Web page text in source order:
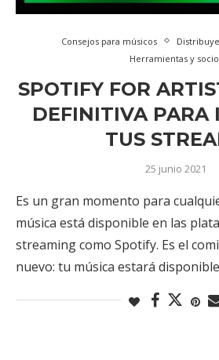
Consejos para músicos
Herramientas y
SPOTIFY FOR
DEFINITIVA PARA
TUS
25 junio 2021
Es un gran momento para
música está disponible en las
streaming como Spotify. Es el
nuevo: tu música estará